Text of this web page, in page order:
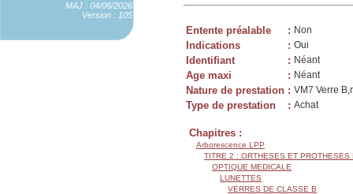
MAJ : 04/06/2026
Version : 105
Entente préalable : Non
Indications : Oui
Identifiant : Néant
Age maxi : Néant
Nature de prestation : VM7 Verre
Type de prestation : Achat
Chapitres :
Arborescence LPP
TITRE 2 : ORTHESES ET PROTHESES
OPTIQUE MEDICALE
LUNETTES
VERRES DE CLASSE B